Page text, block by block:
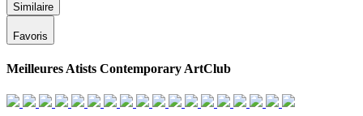
Similaire
Favoris
Meilleures Atists Contemporary ArtClub